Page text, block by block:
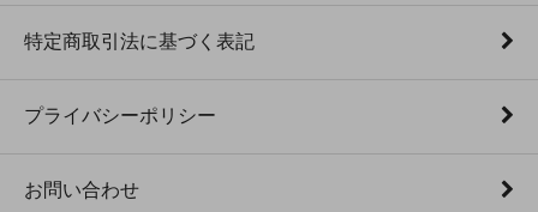
特定商取引法に基づく表記
プライバシーポリシー
お問い合わせ